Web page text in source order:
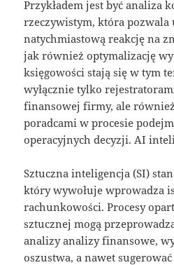
Przykładem jest być analiza
rzeczywistym, która pozwala
natychmiastową reakcję na
jak również optymalizację
księgowości stają się w tym
wyłącznie tylko
finansowej firmy, ale
poradcami w procesie
operacyjnych decyzji. AI
Sztuczna inteligencja (SI)
który wywołuje wprowadza
rachunkowości. Procesy
sztucznej mogą
analizy analizy finansowe,
oszustwa, a nawet